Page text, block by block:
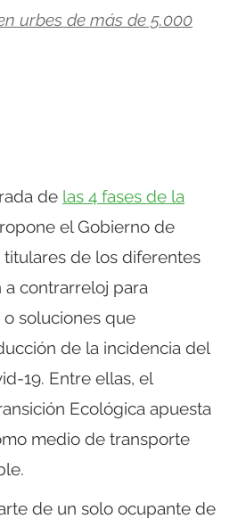
urbes de más de 5.000
de las 4 fases de la
el Gobierno de
titulares de los diferentes
a contrarreloj para
soluciones que
de la incidencia del
19. Entre ellas, el
Ecológica apuesta
medio de transporte
de un solo ocupante de